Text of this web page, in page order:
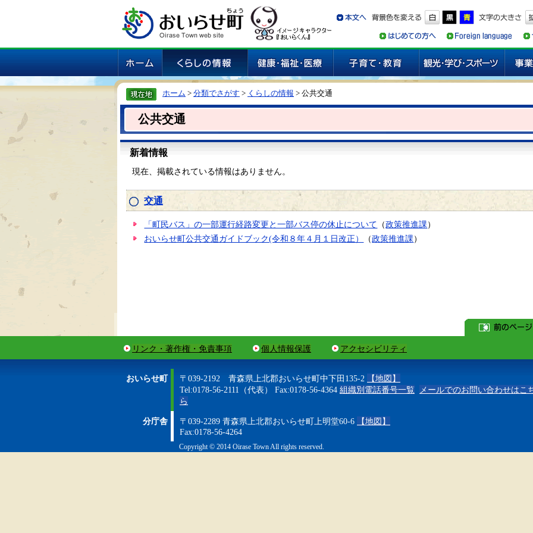
ホーム > 分類でさがす > くらしの情報 > 公共交通
公共交通
新着情報
現在、掲載されている情報はありません。
交通
「町民バス」の一部運行経路変更と一部バス停の休止について （政策推進課）
おいらせ町公共交通ガイドブック(令和８年４月１日改正）
（政策推進課）
リンク・著作権・免責事項 個人情報保護 アクセシビリティ
おいらせ町 〒039-2192 青森県上北郡おいらせ町中下田135-2
【地図】
Tel:0178-56-2111（代表） Fax:0178-56-4364 組織別電話番号一覧
メールでのお問い合わせはこ
ら
分庁舎 〒039-2289 青森県上北郡おいらせ町上明堂60-6
【地図】
Fax:0178-56-4264
Copyright © 2014 Oirase Town All rights reserved.